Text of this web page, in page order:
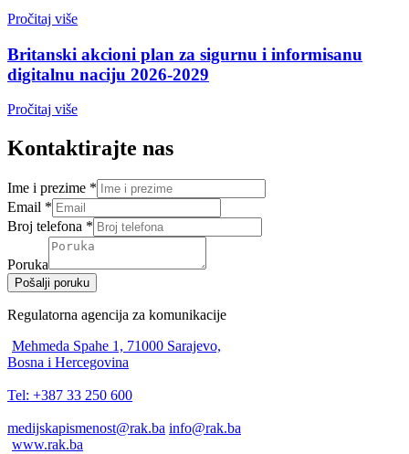
Pročitaj više
Britanski akcioni plan za sigurnu i informisanu
digitalnu naciju 2026-2029
Pročitaj više
Kontaktirajte nas
Ime i prezime *
Email *
Broj telefona *
Poruka
Pošalji poruku
Regulatorna agencija za komunikacije
Mehmeda Spahe 1, 71000 Sarajevo,
Bosna i Hercegovina
Tel: +387 33 250 600
medijskapismenost@rak.ba info@rak.ba
www.rak.ba